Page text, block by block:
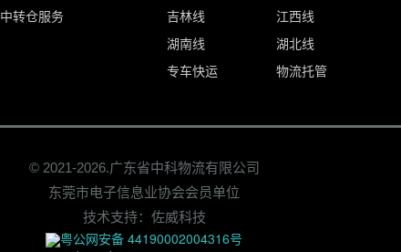
中转仓服务
吉林线
江西线
湖南线
湖北线
专车快运
物流托管
© 2021-2026.广东省中科物流有限公司
东莞市电子信息业协会会员单位
技术支持：佐威科技
粤公网安备 44190002004316号